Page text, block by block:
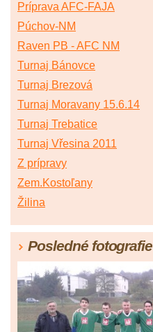
Príprava AFC-FAJA
Púchov-NM
Raven PB - AFC NM
Turnaj Bánovce
Turnaj Brezová
Turnaj Moravany 15.6.14
Turnaj Trebatice
Turnaj Vřesina 2011
Z prípravy
Zem.Kostoľany
Žilina
Posledné fotografie